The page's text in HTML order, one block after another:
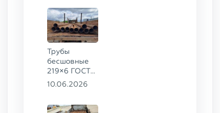
Трубы
бесшовные
219×6 ГОСТ
8732-78, ст.
10.06.2026